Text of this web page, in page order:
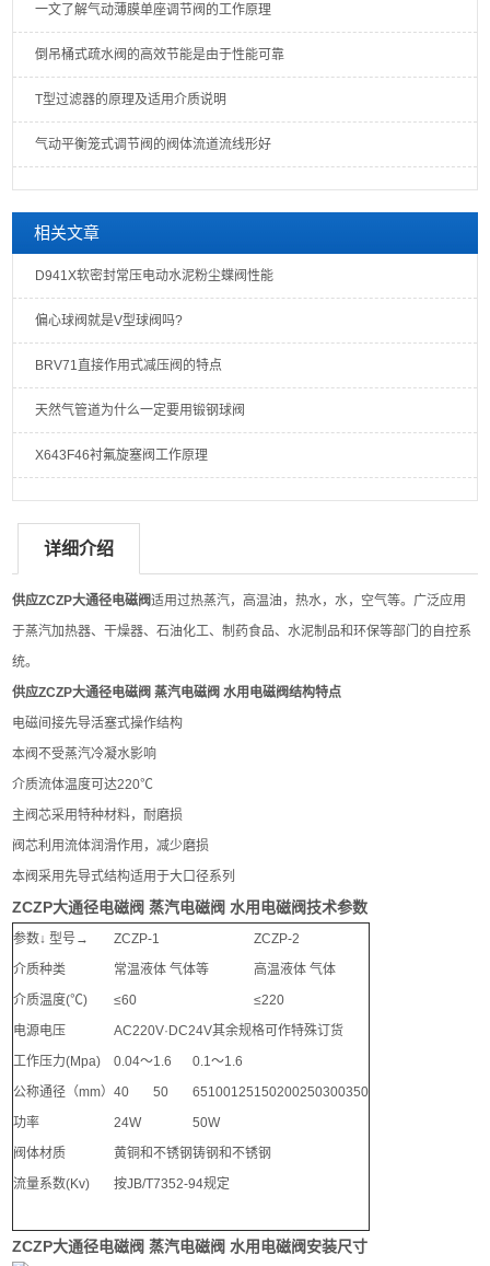
一文了解气动薄膜单座调节阀的工作原理
倒吊桶式疏水阀的高效节能是由于性能可靠
T型过滤器的原理及适用介质说明
气动平衡笼式调节阀的阀体流道流线形好
相关文章
D941X软密封常压电动水泥粉尘蝶阀性能
偏心球阀就是V型球阀吗?
BRV71直接作用式减压阀的特点
天然气管道为什么一定要用锻钢球阀
X643F46衬氟旋塞阀工作原理
详细介绍
供应ZCZP大通径电磁阀适用过热蒸汽，高温油，热水，水，空气等。广泛应用
于蒸汽加热器、干燥器、石油化工、制药食品、水泥制品和环保等部门的自控系
统。
供应ZCZP大通径电磁阀 蒸汽电磁阀 水用电磁阀结构特点
电磁间接先导活塞式操作结构
本阀不受蒸汽冷凝水影响
介质流体温度可达220℃
主阀芯采用特种材料，耐磨损
阀芯利用流体润滑作用，减少磨损
本阀采用先导式结构适用于大口径系列
ZCZP大通径电磁阀 蒸汽电磁阀 水用电磁阀技术参数
参数↓ 型号→ ZCZP-1
ZCZP-2
介质种类
常温液体 气体等
高温液体 气体
介质温度(℃)
≤60
≤220
电源电压
AC220V·DC24V其余规格可作特殊订货
工作压力(Mpa)
0.04～1.6
0.1～1.6
公称通径（mm）40 50 65100125150200250300350
功率
24W
50W
阀体材质
黄铜和不锈钢铸钢和不锈钢
流量系数(Kv)
按JB/T7352-94规定
ZCZP大通径电磁阀 蒸汽电磁阀 水用电磁阀安装尺寸